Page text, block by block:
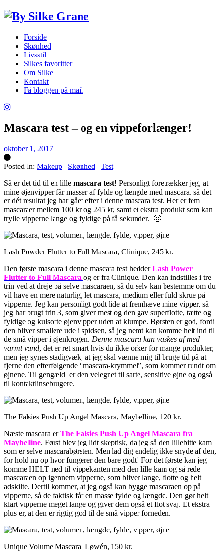
Forside
Skønhed
Livsstil
Silkes favoritter
Om Silke
Kontakt
Få bloggen på mail
Mascara test – og en vippeforlænger!
oktober 1, 2017
Posted In: Makeup | Skønhed | Test
Så er det tid til en lille mascara test! Personligt foretrækker jeg, at
mine øjenvipper får masser af fylde og længde med mascara, så det
er dét resultat jeg har gået efter i denne mascara test. Her er fem
mascaraer mellem 100 kr og 245 kr, samt et ekstra produkt som kan
trylle vipperne lange og fyldige på få sekunder. 🙂
Lash Powder Flutter to Full Mascara, Clinique, 245 kr.
Den første mascara i denne mascara test hedderLash Power
Flutter to Full Mascara og er fra Clinique. Den kan indstilles i tre
trin ved at dreje på selve mascaraen, så du selv kan bestemme om du
vil have en mere naturlig, let mascara, medium eller fuld skrue på
vipperne. Jeg kan personligt godt lide at fremhæve mine vipper, så
jeg har brugt trin 3, som giver mest og den gav superflotte, tætte og
fyldige og kulsorte øjenvipper uden at klumpe. Børsten er god, fordi
den bliver smallere ude i spidsen, så jeg nemt kan komme helt ind til
de små vipper i øjenkrogen. Denne mascara kan vaskes af med
varmt vand, det er ret smart hvis du ikke orker for mange produkter,
men jeg synes stadigvæk, at jeg skal vænne mig til bruge tid på at
fjerne den efterfølgende “mascara-krymmel”, som kommer rundt om
øjnene. Til gengæld er den velegnet til sarte, sensitive øjne og også
til kontaktlinsebrugere.
The Falsies Push Up Angel Mascara, Maybelline, 120 kr.
Næste mascara erThe Falsies Push Up Angel Mascara fra
Maybelline. Først blev jeg lidt skeptisk, da jeg så den lillebitte kam
som er selve mascarabørsten. Men lad dig endelig ikke snyde af den,
for hold nu op hvor fungerer den bare godt! For det første kan jeg
komme HELT ned til vippekanten med den lille kam og så rede
mascaraen op igennem vipperne, som bliver lange, flotte og helt
adskilte. Dertil kommer, at jeg også kan bygge mascaraen op på
vipperne, så de faktisk får en masse fylde og længde. Den gør helt
klart vipperne meget lange og giver dem også et flot svaj. Et ekstra
plus er, at den er rigtig god til de små vipper forneden.
Unique Volume Mascara, Løwén, 150 kr.